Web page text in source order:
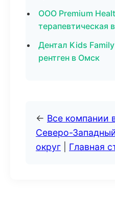
ООО Premium
терапевтическая
Дентал Kids
рентген в Омск
← Все компании
Северо-
округ
Главная